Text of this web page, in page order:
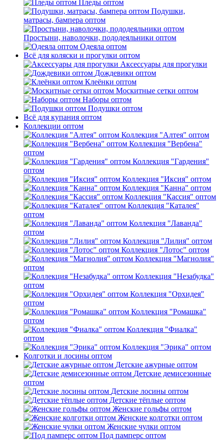
Пледы оптом
Подушки,
матрасы, бампера оптом
Простыни, наволочки, пододеяльники оптом
Одеяла оптом
Всё для коляски и прогулки оптом
Аксессуары для прогулки
Дождевики оптом
Клеёнки оптом
Москитные сетки оптом
Наборы оптом
Подушки оптом
Всё для купания оптом
Коллекции оптом
Коллекция "Алтея" оптом
Коллекция "Вербена"
оптом
Коллекция "Гардения"
оптом
Коллекция "Иксия" оптом
Коллекция "Канна" оптом
Коллекция "Кассия" оптом
Коллекция "Каталея"
оптом
Коллекция "Лаванда"
оптом
Коллекция "Лилия" оптом
Коллекция "Лотос" оптом
Коллекция "Магнолия"
оптом
Коллекция "Незабудка"
оптом
Коллекция "Орхидея"
оптом
Коллекция "Ромашка"
оптом
Коллекция "Фиалка"
оптом
Коллекция "Эрика" оптом
Колготки и лосины оптом
Детские ажурные оптом
Детские демисезонные
оптом
Детские лосины оптом
Детские тёплые оптом
Женские гольфы оптом
Женские колготки оптом
Женские чулки оптом
Под памперс оптом